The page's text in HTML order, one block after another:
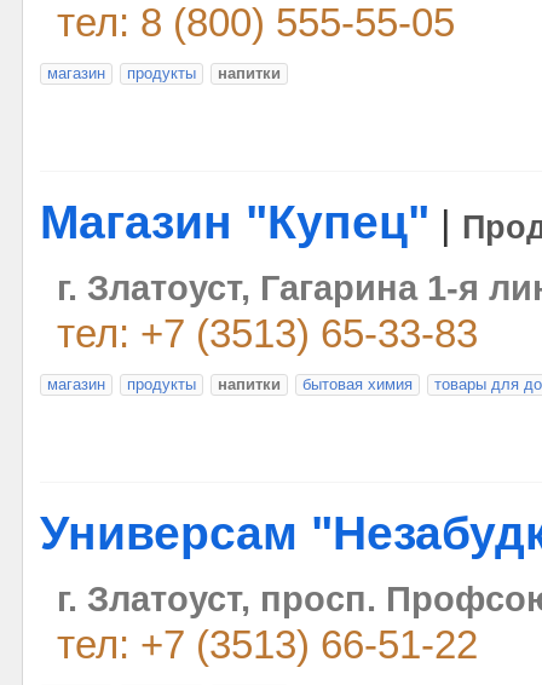
тел: 8 (800) 555-55-05
магазин продукты напитки
Магазин "Купец"
г. Златоуст, Гагарина 1-я
тел: +7 (3513) 65-33-83
магазин продукты напитки бытовая химия товары для
Универсам
г. Златоуст, просп.
тел: +7 (3513) 66-51-22